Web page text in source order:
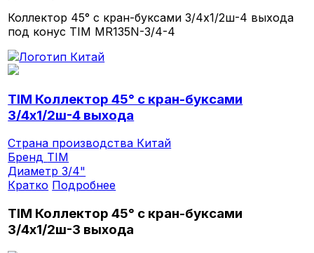
Коллектор 45° с кран-буксами 3/4х1/2ш-4 выхода
под конус TIM MR135N-3/4-4
TIM Коллектор 45° с кран-буксами
3/4х1/2ш-4 выхода
Страна производства Китай
Бренд TIM
Диаметр3/4"
Кратко Подробнее
TIM Коллектор 45° с кран-буксами
3/4х1/2ш-3 выхода